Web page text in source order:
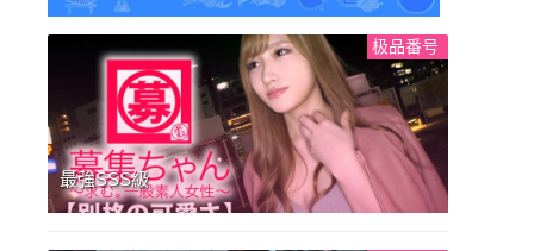
极品番号
最強SSS級